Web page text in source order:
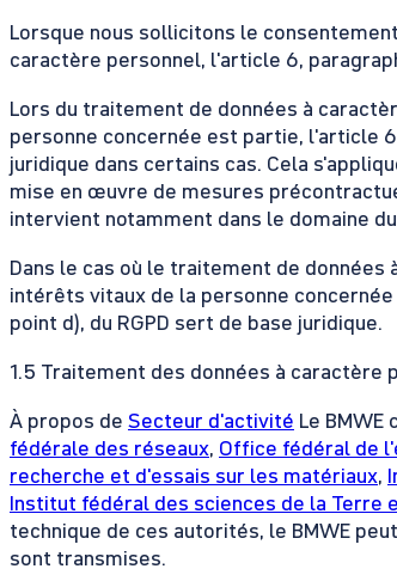
Lorsque nous sollicitons le
caractère personnel, l'article 6,
Lors du traitement de données à
personne concernée est partie, l'article
juridique dans certains cas. Cela
mise en œuvre de mesures
intervient notamment dans le domaine
Dans le cas où le traitement de
intérêts vitaux de la personne concernée
point d), du RGPD sert de base juridique.
1.5 Traitement des données à
À propos de Secteur d'activité Le BMWE
fédérale des réseaux, Office fédéral de
recherche et d'essais sur les matériaux,
Institut fédéral des sciences de la Terre
technique de ces autorités, le BMWE
sont transmises.